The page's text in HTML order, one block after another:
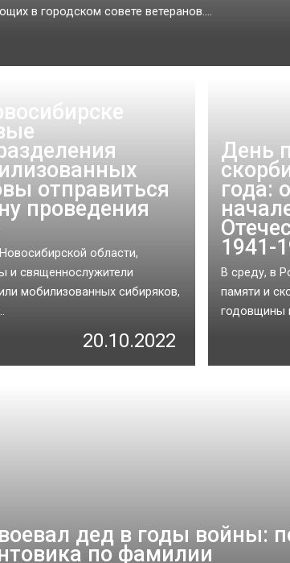
в городском совете ветеранов....
отправиться
проведения
области,
и священнослужители
мобилизованных сибиряков,
20.10.2022
День
года:
1941-
В среду, в
памяти и
годовщины
дед в годы войны:
по фамилии